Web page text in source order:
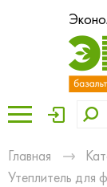
Главная
Утеплитель для